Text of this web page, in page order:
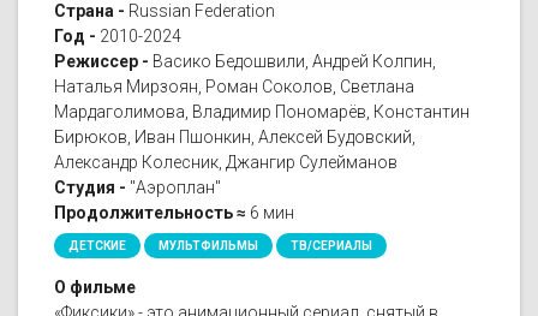
Страна - Russian Federation
Год - 2010-2024
Режиссер - Васико Бедошвили, Андрей Колпин,
Наталья Мирзоян, Роман Соколов, Светлана
Мардаголимова, Владимир Пономарёв, Константин
Бирюков, Иван Пшонкин, Алексей Будовский,
Александр Колесник, Джангир Сулейманов
Студия - "Аэроплан"
Продолжительность ≈ 6 мин
ДЕТСКИЕ МУЛЬТФИЛЬМЫ ТВ/СЕРИАЛЫ
О фильме